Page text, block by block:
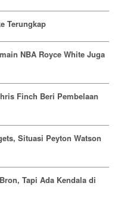
Terungkap
NBA Royce White Juga
Finch Beri Pembelaan
Situasi Peyton Watson
Tapi Ada Kendala di